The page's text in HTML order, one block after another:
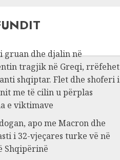
gruan dhe djalin në
tragjik në Greqi, rrëfehet
shqiptar. Flet dhe shoferi i
me të cilin u përplas
e viktimave
apo me Macron dhe
i 32-vjeçares turke vë në
Shqipërinë